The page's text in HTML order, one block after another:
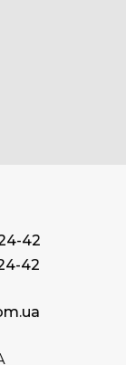
42
42